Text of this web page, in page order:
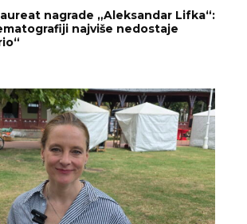
nagrade „Aleksandar Lifka“:
najviše nedostaje